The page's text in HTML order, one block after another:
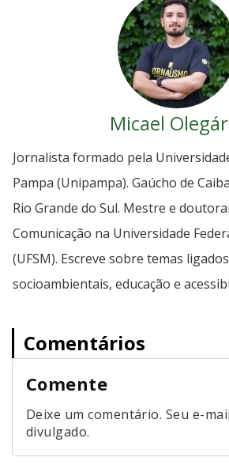
Micael
Jornalista formado pela
Pampa (Unipampa). Gaúcho de
Rio Grande do Sul. Mestre e
Comunicação na Universidade
(UFSM). Escreve sobre temas
socioambientais, educação e
Comentários
Comente
Deixe um comentário. Seu e-
divulgado.